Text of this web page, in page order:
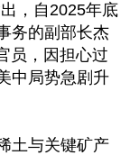
，自2025年底
务的副部长杰
员，因担心过
中局势急剧升
土与关键矿产